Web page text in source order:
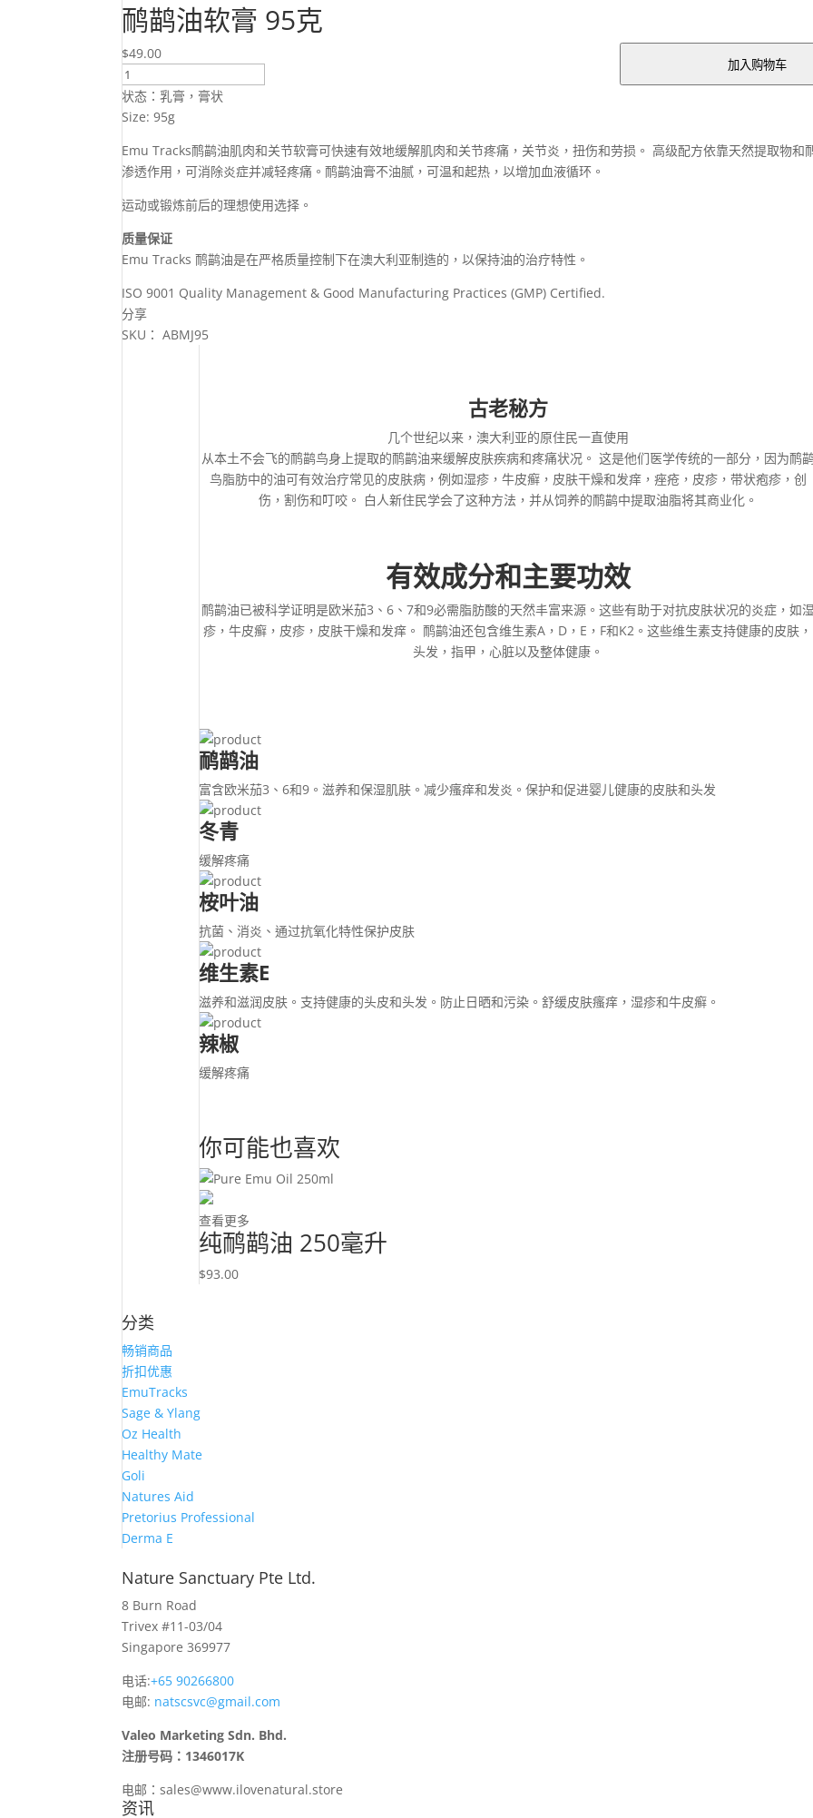
鸸鹋油软膏 95克
$49.00
Emu
Oil
Balm
數
量
加入购物车
状态：乳膏，膏状
Size: 95g
Emu Tracks鸸鹋油肌肉和关节软膏可快速有效地缓解肌肉和关节疼痛，关节炎，扭伤和劳损。 高级配方依靠天然提取物和
渗透作用，可消除炎症并减轻疼痛。鸸鹋油膏不油腻，可温和起热，以增加血液循环。
运动或锻炼前后的理想使用选择。
质量保证
Emu Tracks 鸸鹋油是在严格质量控制下在澳大利亚制造的，以保持油的治疗特性。
ISO 9001 Quality Management & Good Manufacturing Practices (GMP) Certified.
分享
SKU：ABMJ95
古老秘方
几个世纪以来，澳大利亚的原住民一直使用
从本土不会飞的鸸鹋鸟身上提取的鸸鹋油来缓解皮肤疾病和疼痛状况。 这是他们医学传统的一部分，因为鸸鹋
鸟脂肪中的油可有效治疗常见的皮肤病，例如湿疹，牛皮癣，皮肤干燥和发痒，痤疮，皮疹，带状疱疹，创
伤，割伤和叮咬。 白人新住民学会了这种方法，并从饲养的鸸鹋中提取油脂将其商业化。
有效成分和主要功效
鸸鹋油已被科学证明是欧米茄3、6、7和9必需脂肪酸的天然丰富来源。这些有助于对抗皮肤状况的炎症，如湿
疹，牛皮癣，皮疹，皮肤干燥和发痒。 鸸鹋油还包含维生素A，D，E，F和K2。这些维生素支持健康的皮肤，
头发，指甲，心脏以及整体健康。
鸸鹋油
富含欧米茄3、6和9。滋养和保湿肌肤。减少瘙痒和发炎。保护和促进婴儿健康的皮肤和头发
冬青
缓解疼痛
桉叶油
抗菌、消炎、通过抗氧化特性保护皮肤
维生素E
滋养和滋润皮肤。支持健康的头皮和头发。防止日晒和污染。舒缓皮肤瘙痒，湿疹和牛皮癣。
辣椒
缓解疼痛
你可能也喜欢
查看更多
纯鸸鹋油 250毫升
$93.00
分类
畅销商品
折扣优惠
EmuTracks
Sage & Ylang
Oz Health
Healthy Mate
Goli
Natures Aid
Pretorius Professional
Derma E
Nature Sanctuary Pte Ltd.
8 Burn Road
Trivex #11-03/04
Singapore 369977
电话:+65 90266800
电邮: natscsvc@gmail.com
Valeo Marketing Sdn. Bhd.
注册号码：1346017K
电邮：sales@www.ilovenatural.store
资讯